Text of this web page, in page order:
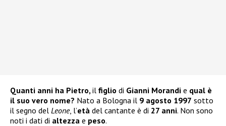
Quanti anni ha Pietro, il figlio di Gianni Morandi e qual è
il suo vero nome? Nato a Bologna il 9 agosto 1997 sotto
il segno del Leone, l’età del cantante è di 27 anni. Non sono
noti i dati di altezza e peso.